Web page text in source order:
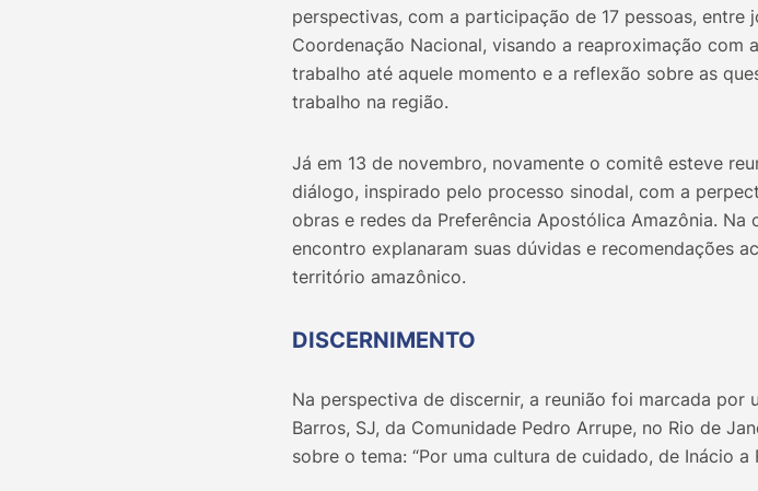
perspectivas, com a participação de 17 pessoas, entre
Coordenação Nacional, visando a reaproximação com
trabalho até aquele momento e a reflexão sobre as
trabalho na região.
Já em 13 de novembro, novamente o comitê esteve
diálogo, inspirado pelo processo sinodal, com a
obras e redes da Preferência Apostólica Amazônia.
encontro explanaram suas dúvidas e recomendações
território amazônico.
DISCERNIMENTO
Na perspectiva de discernir, a reunião foi marcada
Barros, SJ, da Comunidade Pedro Arrupe, no Rio de
sobre o tema: “Por uma cultura de cuidado, de Inácio a